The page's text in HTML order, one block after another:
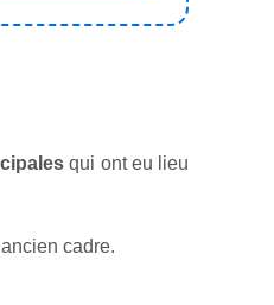
qui ont eu lieu
cadre.